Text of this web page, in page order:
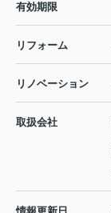
有効期限
リフォーム
リノベーション
取扱会社